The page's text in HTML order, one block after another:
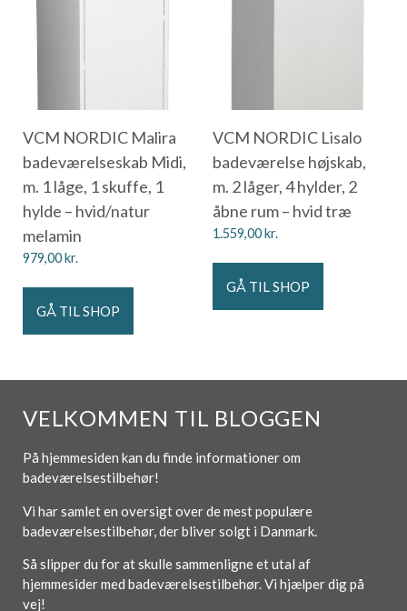
VCM NORDIC Malira
badeværelseskab Midi,
m. 1 låge, 1 skuffe, 1
hylde – hvid/natur
melamin
979,00kr.
GÅ TIL SHOP
VCM NORDIC Lisalo
badeværelse højskab,
m. 2 låger, 4 hylder, 2
åbne rum – hvid træ
1.559,00kr.
GÅ TIL SHOP
VELKOMMEN TIL BLOGGEN
På hjemmesiden kan du finde informationer om
badeværelsestilbehør!
Vi har samlet en oversigt over de mest populære
badeværelsestilbehør, der bliver solgt i Danmark.
Så slipper du for at skulle sammenligne et utal af
hjemmesider med badeværelsestilbehør. Vi hjælper dig på
vej!